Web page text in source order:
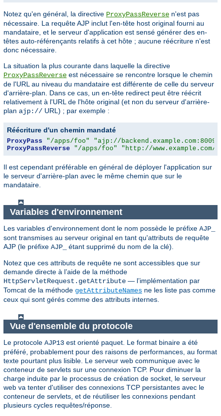
Notez qu'en général, la directive ProxyPassReverse n'est pas
nécessaire. La requête AJP inclut l'en-tête host original fourni au
mandataire, et le serveur d'application est sensé générer des en-
têtes auto-référençants relatifs à cet hôte ; aucune réécriture n'est
donc nécessaire.
La situation la plus courante dans laquelle la directive
ProxyPassReverse est nécessaire se rencontre lorsque le chemin
de l'URL au niveau du mandataire est différente de celle du serveur
d'arrière-plan. Dans ce cas, un en-tête redirect peut être réécrit
relativement à l'URL de l'hôte original (et non du serveur d'arrière-
plan ajp:// URL) ; par exemple :
Réécriture d'un chemin mandaté
ProxyPass "/apps/foo"
"ajp://
ProxyPassReverse
"/apps/foo" "http://www.example.com/
Il est cependant préférable en général de déployer l'application sur
le serveur d'arrière-plan avec le même chemin que sur le
mandataire.
Variables d'environnement
Les variables d'environnement dont le nom possède le préfixe AJP_
sont transmises au serveur original en tant qu'attributs de requête
AJP (le préfixe AJP_ étant supprimé du nom de la clé).
Notez que ces attributs de requête ne sont accessibles que sur
demande directe à l’aide de la méthode
HttpServletRequest.getAttribute — l’implémentation par
Tomcat de la méthode getAttributeNames ne les liste pas comme
ceux qui sont gérés comme des attributs internes.
Vue d'ensemble du protocole
Le protocole AJP13 est orienté paquet. Le format binaire a été
préféré, probablement pour des raisons de performances, au format
texte pourtant plus lisible. Le serveur web communique avec le
conteneur de servlets sur une connexion TCP. Pour diminuer la
charge induite par le processus de création de socket, le serveur
web va tenter d'utiliser des connexions TCP persistantes avec le
conteneur de servlets, et de réutiliser les connexions pendant
plusieurs cycles requêtes/réponse.